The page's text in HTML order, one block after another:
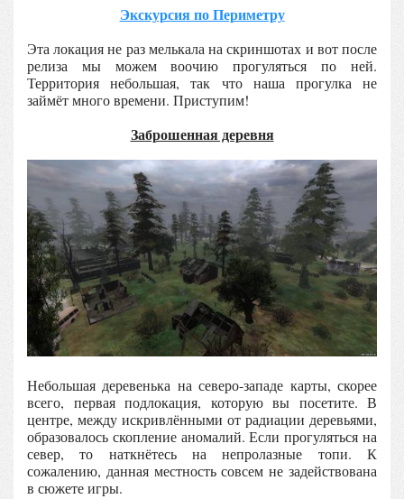
Экскурсия по Периметру
Эта локация не раз мелькала на скриншотах и вот после
релиза мы можем воочию прогуляться по ней.
Территория небольшая, так что наша прогулка не
займёт много времени. Приступим!
Заброшенная деревня
Небольшая деревенька на северо-западе карты, скорее
всего, первая подлокация, которую вы посетите. В
центре, между искривлёнными от радиации деревьями,
образовалось скопление аномалий. Если прогуляться на
север, то наткнётесь на непролазные топи. К
сожалению, данная местность совсем не задействована
в сюжете игры.